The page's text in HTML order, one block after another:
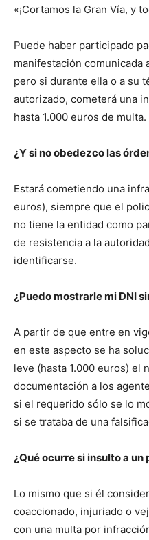
«¡Cortamos la Gran Vía, y
Puede haber participado
manifestación comunicada
pero si durante ella o a su
autorizado, cometerá una
hasta 1.000 euros de multa.
¿Y si no obedezco las
Estará cometiendo una
euros), siempre que el
no tiene la entidad como
de resistencia a la
identificarse.
¿Puedo mostrarle mi DNI
A partir de que entre en
en este aspecto se ha
leve (hasta 1.000 euros) el
documentación a los
si el requerido sólo se lo
si se trataba de una
¿Qué ocurre si insulto a un
Lo mismo que si él
coaccionado, injuriado o
con una multa por